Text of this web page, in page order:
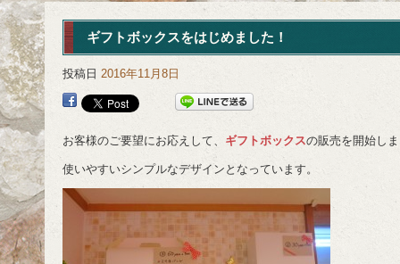
ギフトボックスをはじめました！
投稿日 2016年11月8日
お客様のご要望にお応えして、 ギフトボックスの販売を開始し
使いやすいシンプルなデザインとなっています。